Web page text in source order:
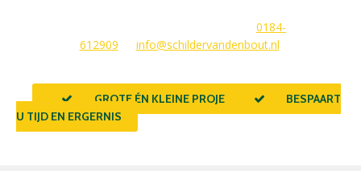
0184-
612909
info@schildervandenbout.nl
GROTE ÉN KLEINE PROJECTEN
BESPAART
U TIJD EN ERGERNIS